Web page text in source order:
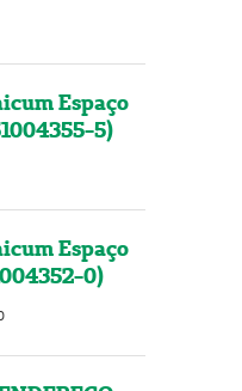
Espaço
5)
Espaço
0)